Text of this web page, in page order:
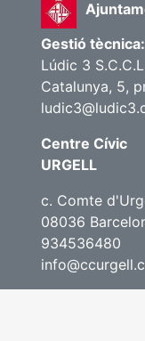
Gestió tècnica:
Lúdic 3
Catalunya, 5,
Centre Cívic
URGELL
c. Comte
08036
934536480